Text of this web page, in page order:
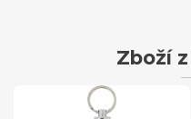
Zboží